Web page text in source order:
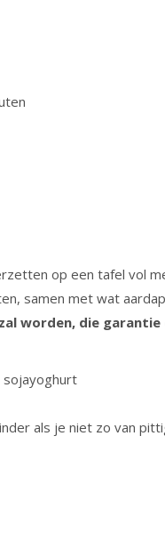
op een tafel vol
samen met wat
worden, die
sojayoghurt
als je niet zo van